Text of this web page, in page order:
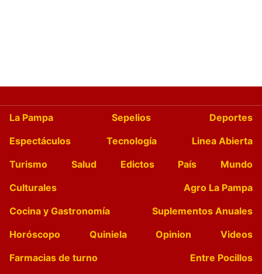
La Pampa Sepelios
Deportes
Espectáculos
Tecnología
Linea Abierta
Turismo
Salud Edictos País
Mundo
Culturales
Agro La Pampa
Cocina y Gastronomía
Suplementos Anuales
Horóscopo
Quiniela Opinion
Videos
Farmacias de turno
Entre Pocillos